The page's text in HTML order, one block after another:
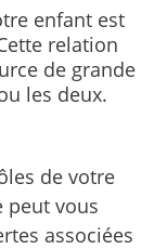
enfant est
relation
de grande
les deux.
de votre
peut vous
associées